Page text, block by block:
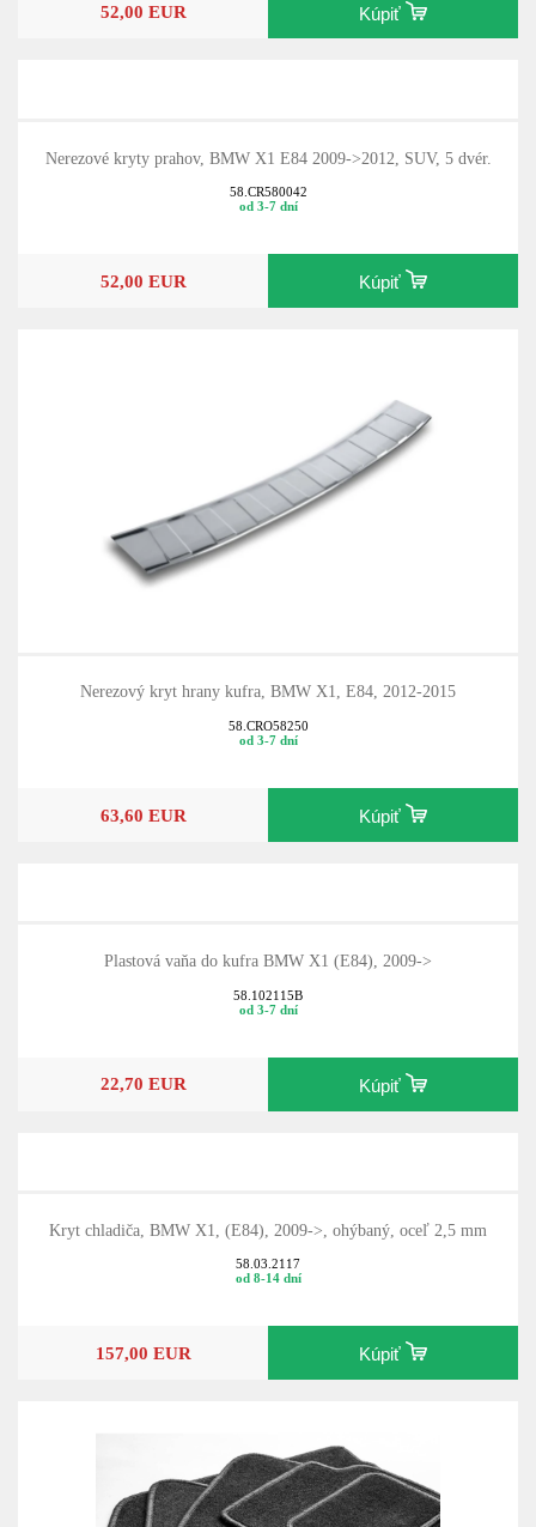
52,00 EUR Kúpiť
Nerezové kryty prahov, BMW X1 E84 2009->2012, SUV, 5 dvér.
58.CR580042
od 3-7 dní
52,00 EUR Kúpiť
Nerezový kryt hrany kufra, BMW X1, E84, 2012-2015
58.CRO58250
od 3-7 dní
63,60 EUR Kúpiť
Plastová vaňa do kufra BMW X1 (E84), 2009->
58.102115B
od 3-7 dní
22,70 EUR Kúpiť
Kryt chladiča, BMW X1, (E84), 2009->, ohýbaný, oceľ 2,5 mm
58.03.2117
od 8-14 dní
157,00 EUR Kúpiť